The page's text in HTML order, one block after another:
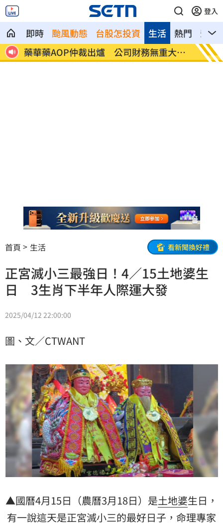
登入
即時 颱風動態 台股怎投資 熱門 影音
生活
影
英特爾靠川普不夠 業界:客戶不敢惹台積電
「最
手
首頁 生活 看新聞換好禮
正宮滅小三最強日！4／15土地婆生
日 3生肖下半年人際運大發
2025/04/12 22:00:00
圖、文／CTWANT
▲國曆4月15日（農曆3月18日）是土地婆生日，
有一說這天是正宮滅小三的最好日子，命理專家